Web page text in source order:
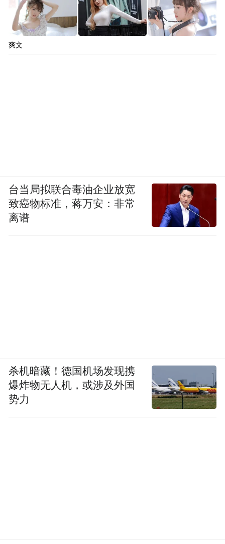
爽文
台当局拟联合毒油企业放宽
致癌物标准，蒋万安：非常
离谱
杀机暗藏！德国机场发现携
爆炸物无人机，或涉及外国
势力